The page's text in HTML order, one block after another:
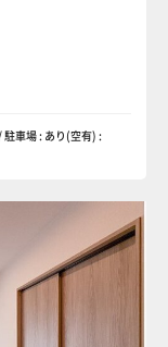
駐車場 : あり(空有) :